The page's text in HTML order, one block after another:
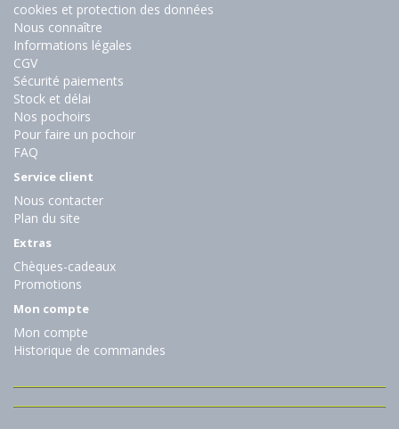
cookies et protection des données
Nous connaître
Informations légales
CGV
Sécurité paiements
Stock et délai
Nos pochoirs
Pour faire un pochoir
FAQ
Service client
Nous contacter
Plan du site
Extras
Chèques-cadeaux
Promotions
Mon compte
Mon compte
Historique de commandes